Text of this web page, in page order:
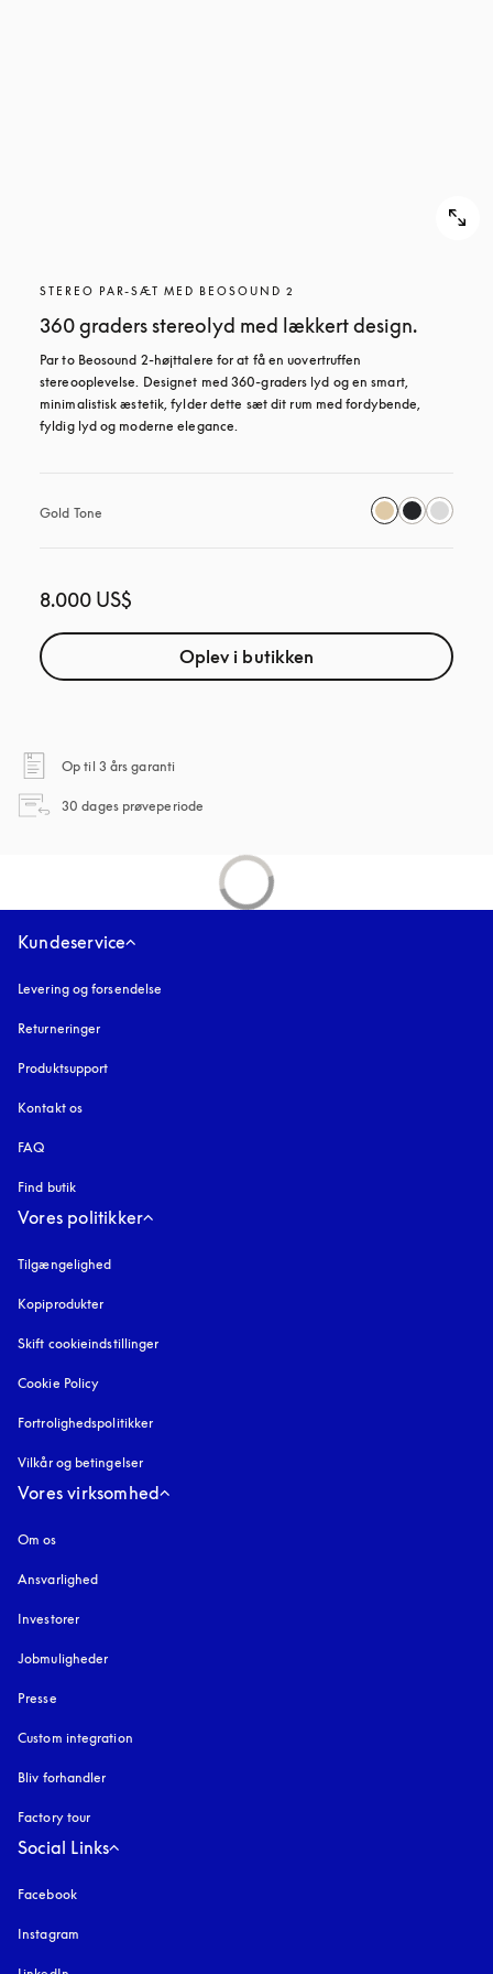
STEREO PAR-SÆT MED BEOSOUND 2
360 graders stereolyd med lækkert design.
Par to Beosound 2-højttalere for at få en uovertruffen
stereooplevelse. Designet med 360-graders lyd og en smart,
minimalistisk æstetik, fylder dette sæt dit rum med fordybende,
fyldig lyd og moderne elegance.
Gold Tone
8.000 US$
Oplev i butikken
Op til 3 års garanti
30 dages prøveperiode
Kundeservice
Levering og forsendelse
Returneringer
Produktsupport
Kontakt os
FAQ
Find butik
Vores politikker
Tilgængelighed
Kopiprodukter
Skift cookieindstillinger
Cookie Policy
Fortrolighedspolitikker
Vilkår og betingelser
Vores virksomhed
Om os
Ansvarlighed
Investorer
Jobmuligheder
Presse
Custom integration
Bliv forhandler
Factory tour
Social Links
Facebook
Instagram